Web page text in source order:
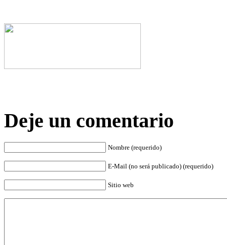
Deje un comentario
Nombre (requerido)
E-Mail (no será publicado) (requerido)
Sitio web